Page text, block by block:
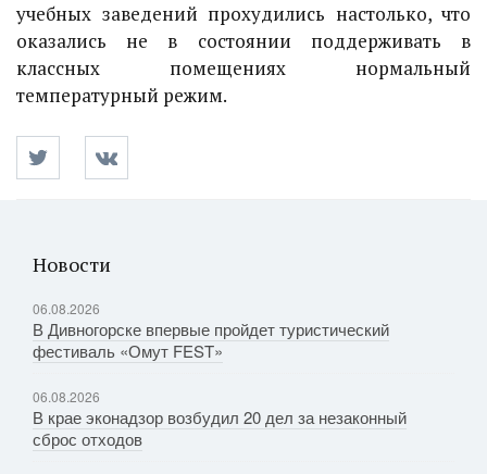
учебных заведений прохудились настолько, что
оказались не в состоянии поддерживать в
классных помещениях нормальный
температурный режим.
Новости
06.08.2026
В Дивногорске впервые пройдет туристический
фестиваль «Омут FEST»
06.08.2026
В крае эконадзор возбудил 20 дел за незаконный
сброс отходов